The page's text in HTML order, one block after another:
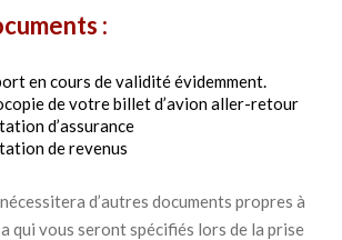
:
en cours de validité évidemment.
de votre billet d’avion aller-retour
d’assurance
de revenus
d’autres documents propres à
qui vous seront spécifiés lors de la prise